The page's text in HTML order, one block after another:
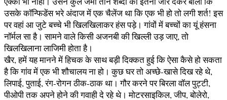
उसके कॉन्फिडेंस भरे अंदाज में एक चैलेंज था कि एक भी हो तो लगी शर्त! इस
पर वहां आ जुटे बच्चे भी खिलखिलाकर हंस पड़े। गांवों में बच्चों का यूं हंसना
नॉर्मल सा है। सामने वाले किसी अजनबी की खिल्ली उड़ जाए, तो
खिलखिलाना लाजिमी होता है।
खैर, हमें यह मानने में हिचक के साथ बड़ी दिक्कत हुई कि ऐसा कैसे हो सकता
है कि गांव में एक भी शौचालय ना हो। कुछ घर तो अच्छे-खासे दिख रहे थे,
लिपाई, पुताई, रंग-रोगन ठीक-ठाक था। गौर करने पर बिरला वॉल पुट्टी,
पीओपी तक अपने होने की गवाही दे रहे थे। मोटरसाइकिल, जीप, बोलेरो,